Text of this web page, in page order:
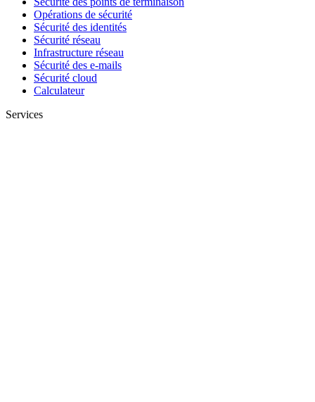
Opérations de sécurité
Sécurité des identités
Sécurité réseau
Infrastructure réseau
Sécurité des e-mails
Sécurité cloud
Calculateur
Services